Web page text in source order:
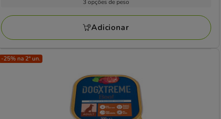
avaliações
68.17€
3 opções de peso
Adicionar
-25% na 2ª un.